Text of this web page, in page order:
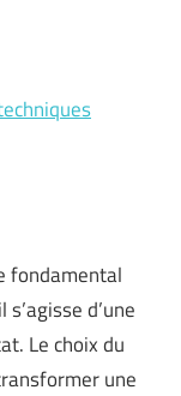
fondamental
d’une
Le choix du
une